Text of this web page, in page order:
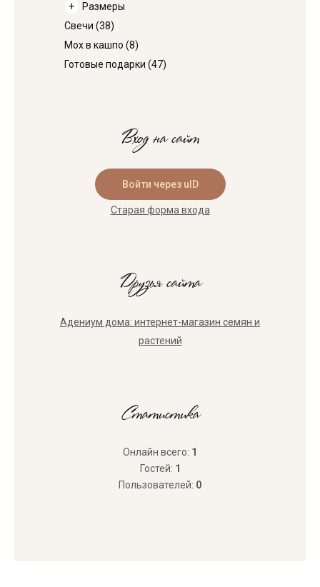
Размеры
Свечи (38)
Мох в кашпо (8)
Готовые подарки (47)
Вход на сайт
Войти через uID
Старая форма входа
Друзья сайта
Адениум дома: интернет-магазин семян и
растений
Статистика
Онлайн всего: 1
Гостей: 1
Пользователей: 0